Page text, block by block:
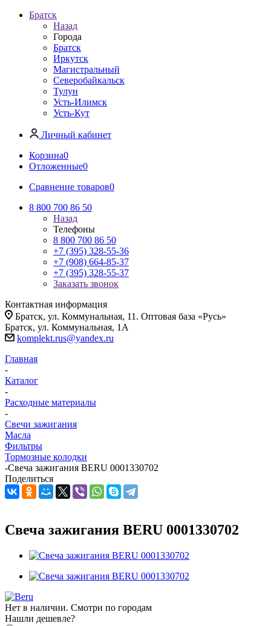
Братск
Назад
Города
Братск
Иркутск
Магистральный
Северобайкальск
Тулун
Усть-Илимск
Усть-Кут
Личный кабинет
Корзина0
Отложенные0
Сравнение товаров0
8 800 700 86 50
Назад
Телефоны
8 800 700 86 50
+7 (395) 328-55-36
+7 (908) 664-85-37
+7 (395) 328-55-37
Заказать звонок
Контактная информация
Братск, ул. Коммунальная, 11. Оптовая база «Русь»
Братск, ул. Коммунальная, 1А
komplekt.rus@yandex.ru
Главная
-
Каталог
-
Расходные материалы
-
Свечи зажигания
Масла
Фильтры
Тормозные колодки
-Свеча зажигания BERU 0001330702
Поделиться
Свеча зажигания BERU 0001330702
Нет в наличии. Смотри по городам
Нашли дешевле?